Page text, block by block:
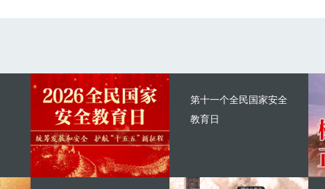
第十一个全民国家安全
教育日